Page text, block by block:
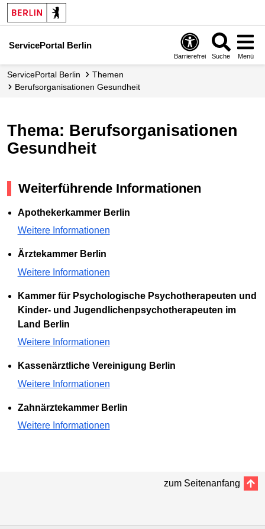
ServicePortal Berlin
Barrierefrei Suche Menü
ServicePortal Berlin
Themen
Berufsorganisationen Gesundheit
Thema: Berufsorganisationen
Gesundheit
Weiterführende Informationen
Apothekerkammer Berlin
Weitere Informationen
Ärztekammer Berlin
Weitere Informationen
Kammer für Psychologische Psychotherapeuten und
Kinder- und Jugendlichenpsychotherapeuten im
Land Berlin
Weitere Informationen
Kassenärztliche Vereinigung Berlin
Weitere Informationen
Zahnärztekammer Berlin
Weitere Informationen
zum Seitenanfang